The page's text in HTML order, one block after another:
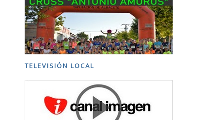
TELEVISIÓN LOCAL